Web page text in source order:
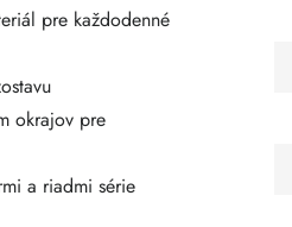
pre každodenné
okrajov pre
a riadmi série